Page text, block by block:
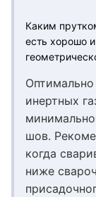
Каким
есть хорошо
Оптимально
инертных
шов.
когда
ниже